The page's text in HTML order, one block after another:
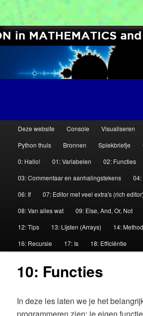
[Beginner
Spring
de
primaire
Spring
de
secundaire
Deze website Console
Visualiseren
Python thuis
Bronnen Spiekbriefje
0: Hallo!
01: Variabelen
02: Functies
03: Commentaar en aanhalingstekens
04:
06: If
07: Editor met veel extra's (rich editor)
08: Van alles wat
09: Else, And, Or, Not
12: Tips
13: Lijsten (Arrays) 14:
16: Recursie
17: Is 18: Efficiëntie
10: Functies
In deze les laten we je het
Computer